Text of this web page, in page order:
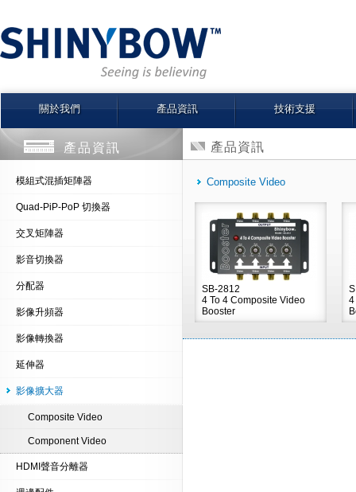
關於我們 產品資訊 技術支援
產品資訊
模組式混插矩陣器
Quad-PiP-PoP 切換器
交叉矩陣器
影音切換器
分配器
影像升頻器
影像轉換器
延伸器
影像擴大器
Composite Video
Component Video
HDMI聲音分離器
產品資訊
Composite Video
SB-2812
4 To 4 Composite Video
Booster
4